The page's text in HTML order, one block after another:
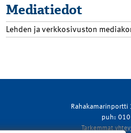
Mediatiedot
Lehden ja verkkosivuston
Rahakamarinportti
puh:
Tarkemmat